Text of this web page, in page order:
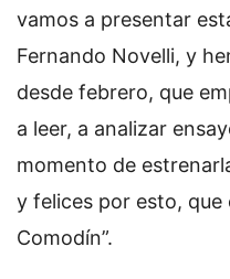
vamos a presentar
Fernando Novelli, y
desde febrero, que
a leer, a analizar
momento de
y felices por esto, que
Comodín”.